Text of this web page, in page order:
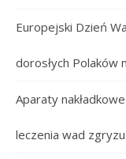
Europejski Dzień
dorosłych Polaków
Aparaty
leczenia wad zgryzu